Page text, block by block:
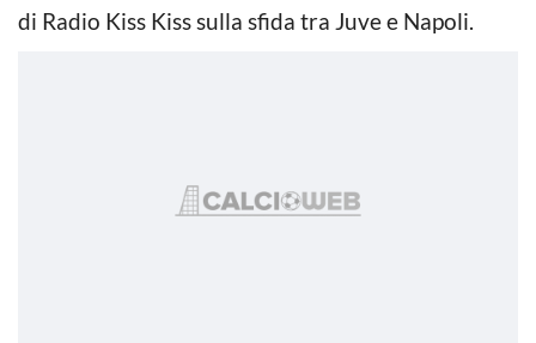
di Radio Kiss Kiss sulla sfida tra Juve e Napoli.